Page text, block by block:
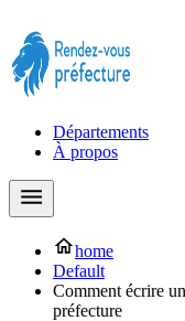
Départements
À propos
home
Default
Comment écrire
préfecture